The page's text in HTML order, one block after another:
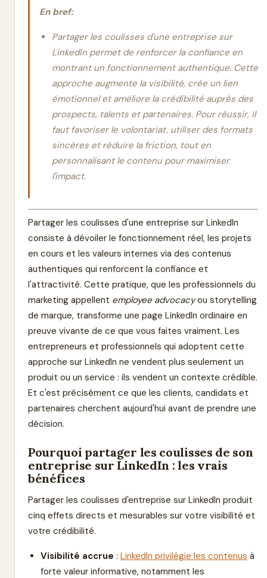
En bref:
Partager les coulisses d'une entreprise sur
LinkedIn permet de renforcer la confiance en
montrant un fonctionnement authentique. Cette
approche augmente la visibilité, crée un lien
émotionnel et améliore la crédibilité auprès des
prospects, talents et partenaires. Pour réussir, il
faut favoriser le volontariat, utiliser des formats
sincères et réduire la friction, tout en
personnalisant le contenu pour maximiser
l'impact.
Partager les coulisses d'une entreprise sur LinkedIn
consiste à dévoiler le fonctionnement réel, les projets
en cours et les valeurs internes via des contenus
authentiques qui renforcent la confiance et
l'attractivité. Cette pratique, que les professionnels du
marketing appellent employee advocacyou storytelling
de marque, transforme une page LinkedIn ordinaire en
preuve vivante de ce que vous faites vraiment. Les
entrepreneurs et professionnels qui adoptent cette
approche sur LinkedIn ne vendent plus seulement un
produit ou un service : ils vendent un contexte crédible.
Et c'est précisément ce que les clients, candidats et
partenaires cherchent aujourd'hui avant de prendre une
décision.
Pourquoi partager les coulisses de son
entreprise sur LinkedIn : les vrais
bénéfices
Partager les coulisses d'entreprise sur LinkedIn produit
cinq effets directs et mesurables sur votre visibilité et
votre crédibilité.
Visibilité accrue : LinkedIn privilégie les contenus à
forte valeur informative, notamment les